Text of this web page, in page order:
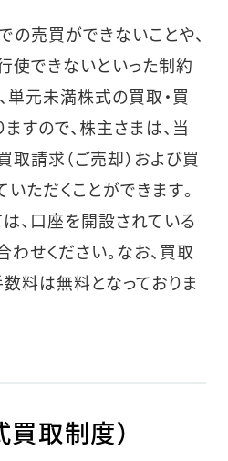
売買ができないことや、
使できないといった制約
単元未満株式の買取・買
すので、株主さまは、当
請求（ご売却）および買
いただくことができます。
、口座を開設されている
せください。なお、買取
料は無料となっておりま
取制度）